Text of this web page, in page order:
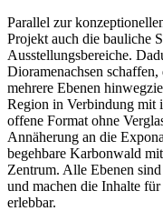
Parallel zur
Projekt auch die bauliche
Ausstellungsbereiche.
Dioramenachsen
mehrere Ebenen
Region in Verbindung mit
offene Format ohne
Annäherung an die
begehbare Karbonwald
Zentrum. Alle Ebenen
und machen die Inhalte
erlebbar.